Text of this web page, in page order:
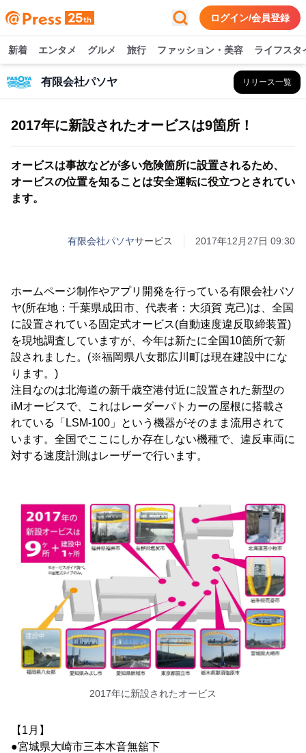
ログイン/会員登録
新着 エンタメ グルメ 旅行 ファッション・美容 ライフスタ
有限会社パソヤ リリース一覧
2017年に新設されたオービスは9箇所！
オービスは事故などが多い危険箇所に設置されるため、
オービスの位置を知ることは安全運転に役立つとされてい
ます。
有限会社パソヤサービス 2017年12月27日 09:30
ホームページ制作やアプリ開発を行っている有限会社パソ
ヤ(所在地：千葉県成田市、代表者：大須賀 克己)は、全国
に設置されている固定式オービス(自動速度違反取締装置)
を現地調査していますが、今年は新たに全国10箇所で新
設されました。(※福岡県八女郡広川町は現在建設中にな
ります。)
注目なのは北海道の新千歳空港付近に設置された新型の
iMオービスで、これはレーダーパトカーの屋根に搭載さ
れている「LSM-100」という機器がそのまま流用されて
います。全国でここにしか存在しない機種で、違反車両に
対する速度計測はレーザーで行います。
2017年に新設されたオービス
【1月】
●宮城県大崎市三本木音無舘下